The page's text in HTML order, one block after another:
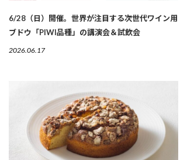
6/28（日）開催。世界が注目する次世代ワイン用
ブドウ「PIWI品種」の講演会＆試飲会
2026.06.17